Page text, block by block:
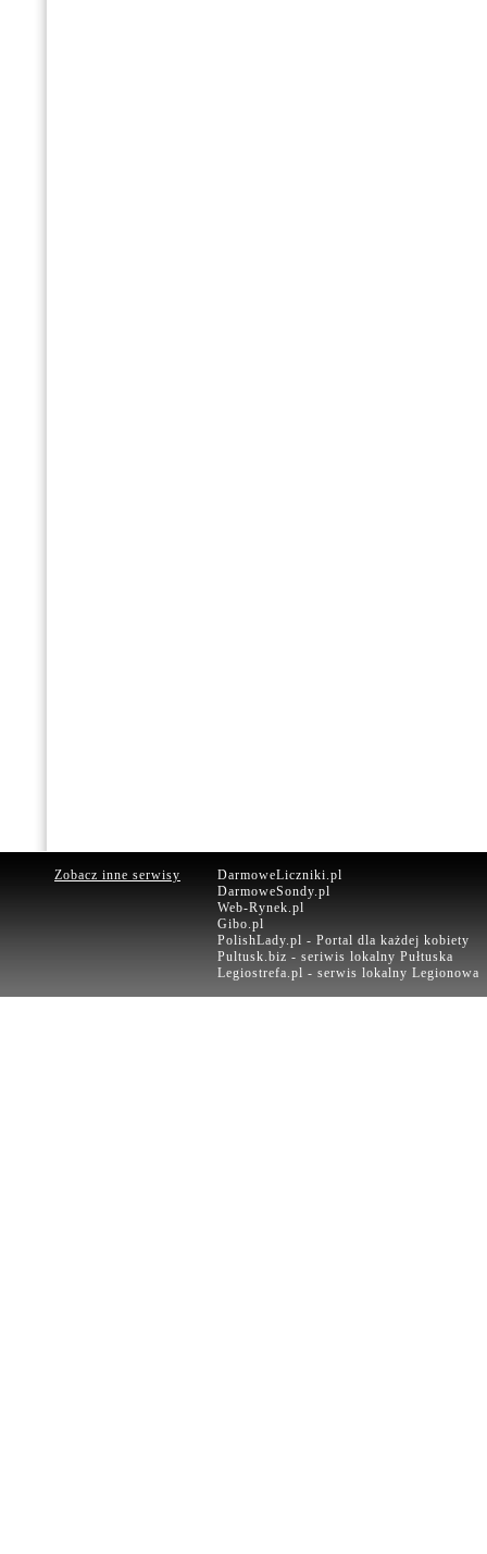
Zobacz inne serwisy
DarmoweLiczniki.pl
DarmoweSondy.pl
Web-Rynek.pl
Gibo.pl
PolishLady.pl - Portal dla każdej kobiety
Pultusk.biz - seriwis lokalny Pułtuska
Legiostrefa.pl - serwis lokalny Legionowa